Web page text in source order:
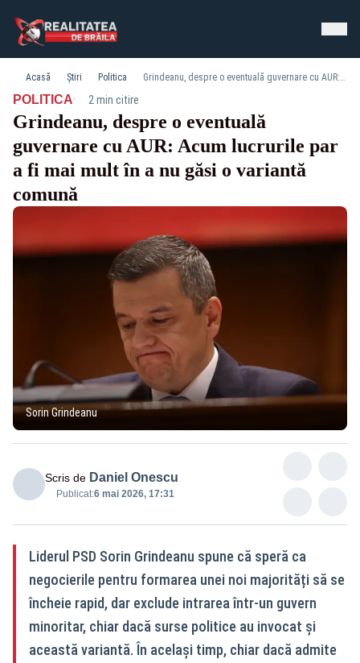
Acasă Știri Politica Grindeanu, despre o eventuală guvernare cu AUR: Acum lucrurile par a fi mai mult în a nu găsi o variantă comună
POLITICA· 2 min citire
Grindeanu, despre o eventuală
guvernare cu AUR: Acum lucrurile par
a fi mai mult în a nu găsi o variantă
comună
Sorin Grindeanu
Scris de Daniel Onescu
Publicat:6 mai 2026, 17:31
Liderul PSD Sorin Grindeanu spune că speră ca
negocierile pentru formarea unei noi majorități să se
încheie rapid, dar exclude intrarea într‑un guvern
minoritar, chiar dacă surse politice au invocat și
această variantă. În același timp, chiar dacă admite